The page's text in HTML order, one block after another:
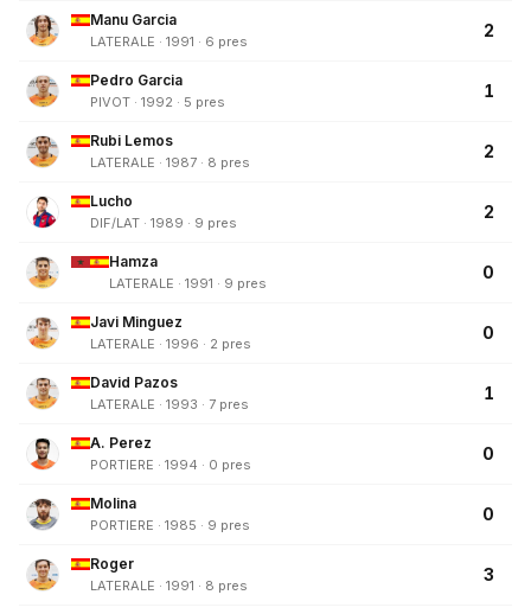
Manu Garcia
LATERALE · 1991 · 6 pres
2
Pedro Garcia
PIVOT · 1992 · 5 pres
1
Rubi Lemos
LATERALE · 1987 · 8 pres
2
Lucho
DIF/LAT · 1989 · 9 pres
2
Hamza
LATERALE · 1991 · 9 pres
0
Javi Minguez
LATERALE · 1996 · 2 pres
0
David Pazos
LATERALE · 1993 · 7 pres
1
A. Perez
PORTIERE · 1994 · 0 pres
0
Molina
PORTIERE · 1985 · 9 pres
0
Roger
LATERALE · 1991 · 8 pres
3